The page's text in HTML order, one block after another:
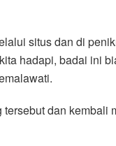
situs dan di
hadapi, badai ini
dan kembali